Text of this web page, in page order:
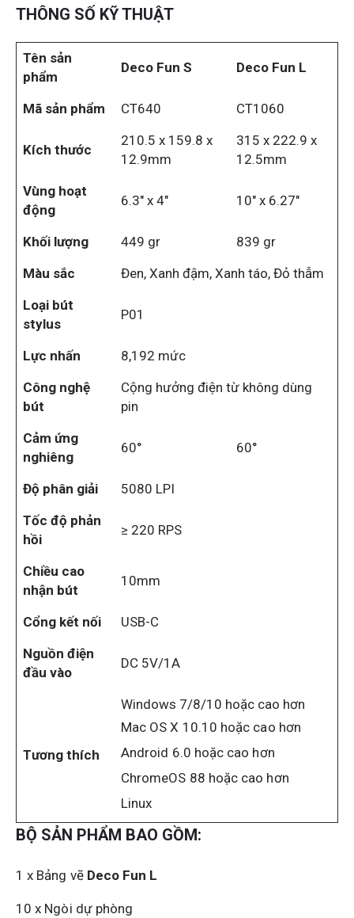
THÔNG SỐ KỸ THUẬT
Tên sản
phẩm
Deco Fun S Deco Fun L
Mã sản phẩm CT640 CT1060
Kích thước
210.5 x 159.8 x
12.9mm
315 x 222.9 x
12.5mm
Vùng hoạt
động
6.3″ x 4″ 10″ x 6.27″
Khối lượng 449 gr
839 gr
Màu sắc
Đen, Xanh đậm, Xanh táo, Đỏ thẫm
Loại bút
stylus
P01
Lực nhấn
8,192 mức
Công nghệ
bút
Cộng hưởng điện từ không dùng
pin
Cảm ứng
nghiêng
60° 60°
Độ phân giải
5080 LPI
Tốc độ phản
hồi
≥ 220 RPS
Chiều cao
nhận bút
10mm
Cổng kết nối
USB-C
Nguồn điện
đầu vào
DC 5V/1A
Tương thích
Windows 7/8/10 hoặc cao hơn
Mac OS X 10.10 hoặc cao hơn
Android 6.0 hoặc cao hơn
ChromeOS 88 hoặc cao hơn
Linux
BỘ SẢN PHẨM BAO GỒM:
1 x Bảng vẽ Deco Fun L
10 x Ngòi dự phòng